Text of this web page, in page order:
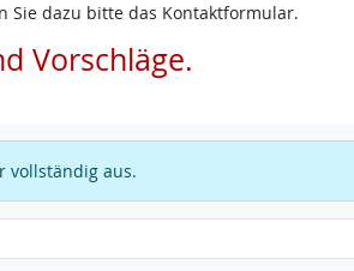
Sie dazu bitte das Kontaktformular.
Vorschläge.
vollständig aus.